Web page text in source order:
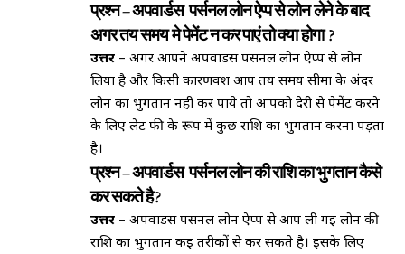
प्रश्न–अपवार्डस पर्सनल लोन ऐप्प से लोन लेने के बाद
अगर तय समय मे पेमेंट न कर पाएं तो क्या होगा ?
उत्तर – अगर आपने अपवार्डस पर्सनल लोन ऐप्प से लोन
लिया है और किसी कारणवश आप तय समय सीमा के अंदर
लोन का भुगतान नही कर पाये तो आपको देरी से पेमेंट करने
के लिए लेट फी के रूप में कुछ राशि का भुगतान करना पड़ता
है।
प्रश्न – अपवार्डस पर्सनल लोन की राशि का भुगतान कैसे
कर सकते है ?
उत्तर – अपवार्डस पर्सनल लोन ऐप्प से आप ली गई लोन की
राशि का भुगतान कई तरीकों से कर सकते है। इसके लिए